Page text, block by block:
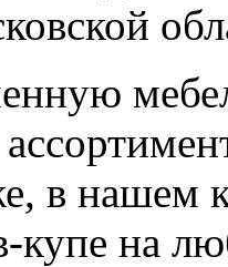
в нашем
купе на